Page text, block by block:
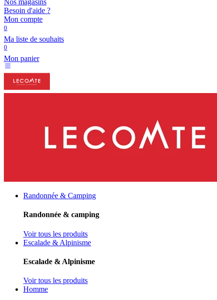
Nos magasins
Besoin d'aide ?
Mon compte
0
Ma liste de souhaits
0
Mon panier
Randonnée & Camping
Randonnée & camping
Voir tous les produits
Escalade & Alpinisme
Escalade & Alpinisme
Voir tous les produits
Homme